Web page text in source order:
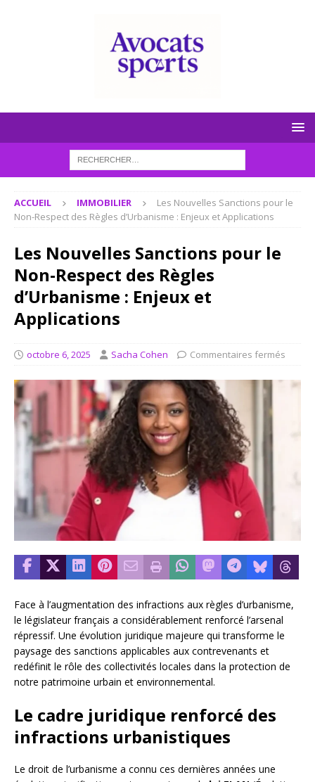
ACCUEIL IMMOBILIER
Les Nouvelles Sanctions pour le
Non-Respect des Règles d’Urbanisme : Enjeux et Applications
Les Nouvelles Sanctions pour le
Non-Respect des Règles
d’Urbanisme : Enjeux et
Applications
octobre 6, 2025 Sacha Cohen Commentaires fermés
Face à l’augmentation des infractions aux règles d’urbanisme,
le législateur français a considérablement renforcé l’arsenal
répressif. Une évolution juridique majeure qui transforme le
paysage des sanctions applicables aux contrevenants et
redéfinit le rôle des collectivités locales dans la protection de
notre patrimoine urbain et environnemental.
Le cadre juridique renforcé des
infractions urbanistiques
Le droit de l’urbanisme a connu ces dernières années une